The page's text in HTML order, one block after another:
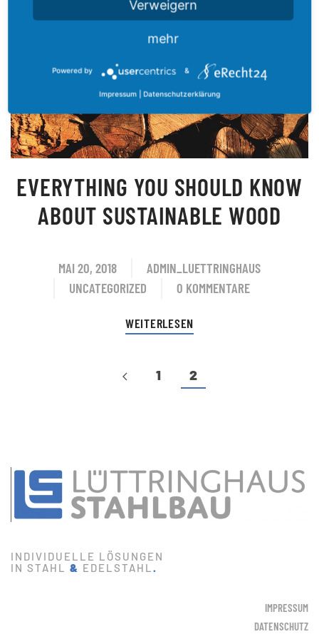
WEITERLESEN
EVERYTHING YOU SHOULD KNOW
ABOUT SUSTAINABLE WOOD
MAI 20, 2018
ADMIN_LUETTRINGHAUS
UNCATEGORIZED
0 KOMMENTARE
WEITERLESEN
1 2
INDIVIDUELLE LÖSUNGEN
IN STAHL & EDELSTAHL.
IMPRESSUM
DATENSCHUTZ
Verweigern
mehr
Powered by &
Impressum | Datenschutzerklärung